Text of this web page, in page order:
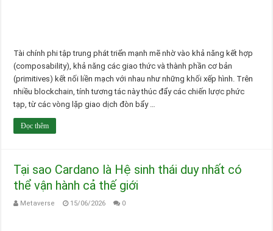
Tài chính phi tập trung phát triển mạnh mẽ nhờ vào khả năng kết hợp
(composability), khả năng các giao thức và thành phần cơ bản
(primitives) kết nối liền mạch với nhau như những khối xếp hình. Trên
nhiều blockchain, tính tương tác này thúc đẩy các chiến lược phức
tạp, từ các vòng lặp giao dịch đòn bẩy …
Đọc thêm
Tại sao Cardano là Hệ sinh thái duy nhất có
thể vận hành cả thế giới
Metaverse 15/06/2026 0